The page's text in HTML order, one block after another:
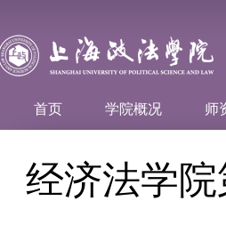
首页 学院概况 师
经济法学